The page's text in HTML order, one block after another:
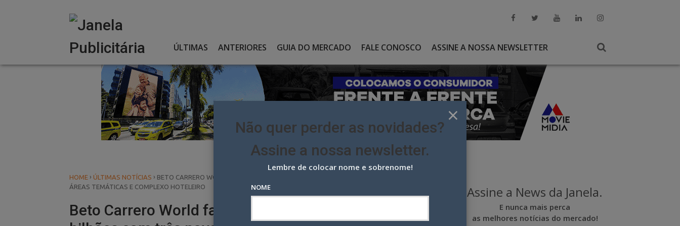
ÚLTIMAS ANTERIORES GUIA DO MERCADO FALE CONOSCO ASSINE A NOSSA NEWSLETTER
HOME › ÚLTIMAS NOTÍCIAS › BETO CARRERO WORLD FARÁ EXPANSÃO AO CUSTO DE R$ 2 BILHÕES COM TRÊS NOVAS
ÁREAS TEMÁTICAS E COMPLEXO HOTELEIRO
Beto Carrero World fará expansão ao custo de R$ 2
Assine a News da Janela.
E nunca mais perca
as melhores notícias do mercado!
×
Não quer perder as novidades?
Assine a nossa newsletter.
Lembre de colocar nome e sobrenome!
NOME